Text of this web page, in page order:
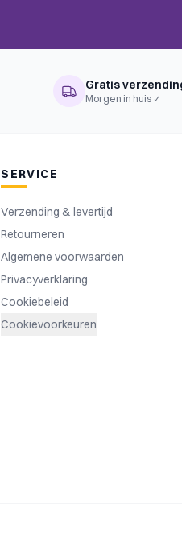
Gratis
Morgen in huis ✓
SERVICE
Verzending & levertijd
Retourneren
Algemene voorwaarden
Privacyverklaring
Cookiebeleid
Cookievoorkeuren